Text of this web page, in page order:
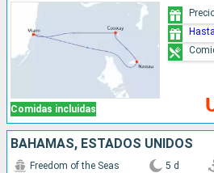
Comidas incluidas
BAHAMAS, ESTADOS UNIDOS
Freedom of the Seas 5 d